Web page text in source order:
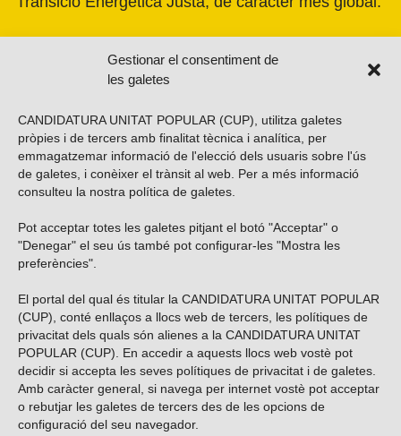
Gestionar el consentiment de
les galetes
CANDIDATURA UNITAT POPULAR (CUP), utilitza galetes
pròpies i de tercers amb finalitat tècnica i analítica, per
emmagatzemar informació de l'elecció dels usuaris sobre l'ús
de galetes, i conèixer el trànsit al web. Per a més informació
consulteu la nostra política de galetes
Pot acceptar totes les galetes pitjant el botó "Acceptar" o
"Denegar" el seu ús també pot configurar-les "Mostra les
preferències".
El portal del qual és titular la CANDIDATURA UNITAT POPULAR
(CUP), conté enllaços a llocs web de tercers, les polítiques de
privacitat dels quals són alienes a la CANDIDATURA UNITAT
POPULAR (CUP). En accedir a aquests llocs web vostè pot
decidir si accepta les seves polítiques de privacitat i de galetes.
Amb caràcter general, si navega per internet vostè pot acceptar
o rebutjar les galetes de tercers des de les opcions de
configuració del seu navegador.
Vols subscriure’t al nostre butlletí?
ENVIAR
Troba’ns a les xarxes socials